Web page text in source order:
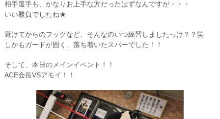
相手選手も、かなりお上手な方だったはずなんですが・・・
いい勝負でしたね★
避けてからのフックなど、そんなのいつ練習しましたっけ？？笑
しかもガードが固く、落ち着いたスパーでした！！
そして、本日のメインイベント！！
ACE会長VSアモイ！！